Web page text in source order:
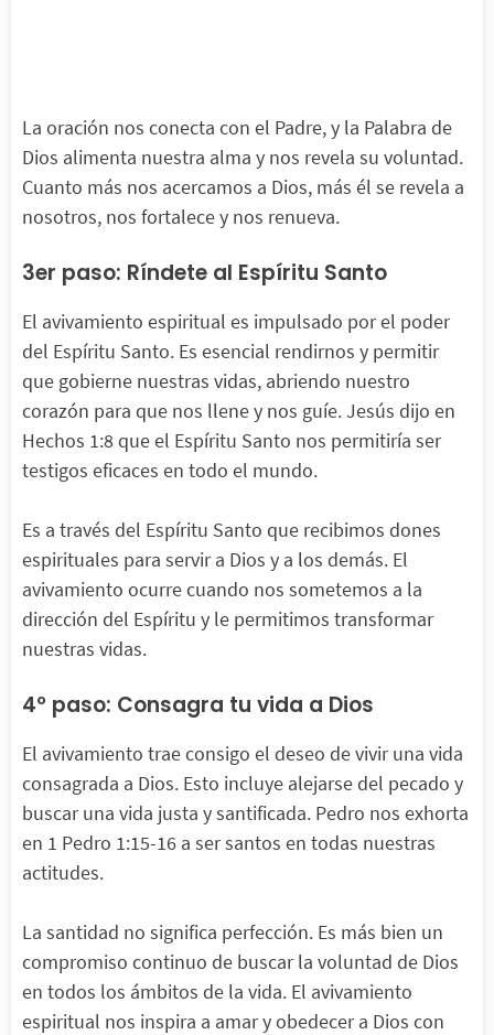
La oración nos conecta con el Padre, y la Palabra de
Dios alimenta nuestra alma y nos revela su voluntad.
Cuanto más nos acercamos a Dios, más él se revela a
nosotros, nos fortalece y nos renueva.
3er paso: Ríndete al Espíritu Santo
El avivamiento espiritual es impulsado por el poder
del Espíritu Santo. Es esencial rendirnos y permitir
que gobierne nuestras vidas, abriendo nuestro
corazón para que nos llene y nos guíe. Jesús dijo en
Hechos 1:8 que el Espíritu Santo nos permitiría ser
testigos eficaces en todo el mundo.
Es a través del Espíritu Santo que recibimos dones
espirituales para servir a Dios y a los demás. El
avivamiento ocurre cuando nos sometemos a la
dirección del Espíritu y le permitimos transformar
nuestras vidas.
4º paso: Consagra tu vida a Dios
El avivamiento trae consigo el deseo de vivir una vida
consagrada a Dios. Esto incluye alejarse del pecado y
buscar una vida justa y santificada. Pedro nos exhorta
en 1 Pedro 1:15-16 a ser santos en todas nuestras
actitudes.
La santidad no significa perfección. Es más bien un
compromiso continuo de buscar la voluntad de Dios
en todos los ámbitos de la vida. El avivamiento
espiritual nos inspira a amar y obedecer a Dios con